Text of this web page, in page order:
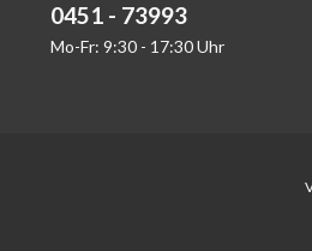
0451 - 73993
Mo-Fr: 9:30 - 17:30 Uhr